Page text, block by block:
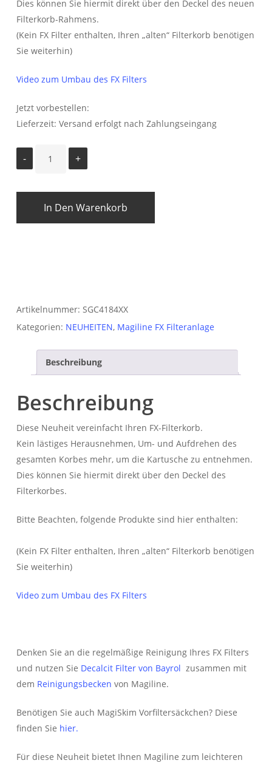
Dies können Sie hiermit direkt über den Deckel des neuen
Filterkorb-Rahmens.
(Kein FX Filter enthalten, Ihren „alten“ Filterkorb benötigen
Sie weiterhin)
Video zum Umbau des FX Filters
Jetzt vorbestellen:
Lieferzeit: Versand erfolgt nach Zahlungseingang
In Den Warenkorb
Artikelnummer: SGC4184XX
Kategorien: NEUHEITEN, Magiline FX Filteranlage
Beschreibung
Beschreibung
Diese Neuheit vereinfacht Ihren FX-Filterkorb.
Kein lästiges Herausnehmen, Um- und Aufdrehen des
gesamten Korbes mehr, um die Kartusche zu entnehmen.
Dies können Sie hiermit direkt über den Deckel des
Filterkorbes.
Bitte Beachten, folgende Produkte sind hier enthalten:
(Kein FX Filter enthalten, Ihren „alten“ Filterkorb benötigen
Sie weiterhin)
Video zum Umbau des FX Filters
Denken Sie an die regelmäßige Reinigung Ihres FX Filters
und nutzen Sie Decalcit Filter von Bayrol zusammen mit
dem Reinigungsbecken von Magiline.
Benötigen Sie auch MagiSkim Vorfiltersäckchen? Diese
finden Sie hier.
Für diese Neuheit bietet Ihnen Magiline zum leichteren